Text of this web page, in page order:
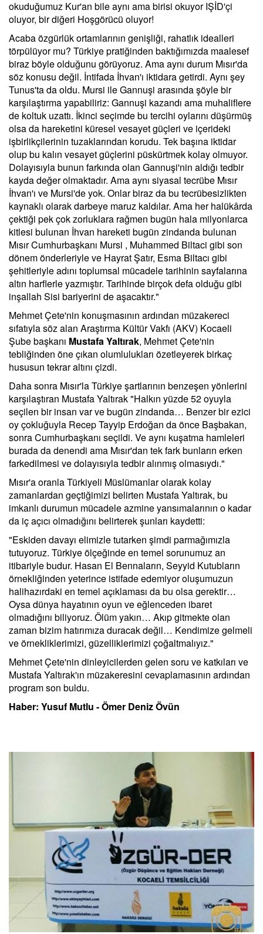
okuduğumuz Kur'an bile aynı ama birisi okuyor IŞİD'çi
oluyor, bir diğeri Hoşgörücü oluyor!
Acaba özgürlük ortamlarının genişliği, rahatlık idealleri
törpülüyor mu? Türkiye pratiğinden baktığımızda maalesef
biraz böyle olduğunu görüyoruz. Ama aynı durum Mısır'da
söz konusu değil. İntifada İhvan'ı iktidara getirdi. Aynı şey
Tunus'ta da oldu. Mursi ile Gannuşi arasında şöyle bir
karşılaştırma yapabiliriz: Gannuşi kazandı ama muhaliflere
de koltuk uzattı. İkinci seçimde bu tercihi oylarını düşürmüş
olsa da hareketini küresel vesayet güçleri ve içerideki
işbirlikçilerinin tuzaklarından korudu. Tek başına iktidar
olup bu kalın vesayet güçlerini püskürtmek kolay olmuyor.
Dolayısıyla bunun farkında olan Gannuşi'nin aldığı tedbir
kayda değer olmaktadır. Ama aynı siyasal tecrübe Mısır
İhvan'ı ve Mursi'de yok. Onlar biraz da bu tecrübesizlikten
kaynaklı olarak darbeye maruz kaldılar. Ama her halükârda
çektiği pek çok zorluklara rağmen bugün hala milyonlarca
kitlesi bulunan İhvan hareketi bugün zindanda bulunan
Mısır Cumhurbaşkanı Mursi , Muhammed Biltaci gibi son
dönem önderleriyle ve Hayrat Şatır, Esma Biltacı gibi
şehitleriyle adını toplumsal mücadele tarihinin sayfalarına
altın harflerle yazmıştır. Tarihinde birçok defa olduğu gibi
inşallah Sisi bariyerini de aşacaktır."
Mehmet Çete'nin konuşmasının ardından müzakereci
sıfatıyla söz alan Araştırma Kültür Vakfı (AKV) Kocaeli
Şube başkanı Mustafa Yaltırak, Mehmet Çete'nin
tebliğinden öne çıkan olumlulukları özetleyerek birkaç
hususun tekrar altını çizdi.
Daha sonra Mısır'la Türkiye şartlarının benzeşen yönlerini
karşılaştıran Mustafa Yaltırak "Halkın yüzde 52 oyuyla
seçilen bir insan var ve bugün zindanda… Benzer bir ezici
oy çokluğuyla Recep Tayyip Erdoğan da önce Başbakan,
sonra Cumhurbaşkanı seçildi. Ve aynı kuşatma hamleleri
burada da denendi ama Mısır'dan tek fark bunların erken
farkedilmesi ve dolayısıyla tedbir alınmış olmasıydı."
Mısır'a oranla Türkiyeli Müslümanlar olarak kolay
zamanlardan geçtiğimizi belirten Mustafa Yaltırak, bu
imkanlı durumun mücadele azmine yansımalarının o kadar
da iç açıcı olmadığını belirterek şunları kaydetti:
"Eskiden davayı elimizle tutarken şimdi parmağımızla
tutuyoruz. Türkiye ölçeğinde en temel sorunumuz an
itibariyle budur. Hasan El Bennaların, Seyyid Kutubların
örnekliğinden yeterince istifade edemiyor oluşumuzun
halihazırdaki en temel açıklaması da bu olsa gerektir…
Oysa dünya hayatının oyun ve eğlenceden ibaret
olmadığını biliyoruz. Ölüm yakın… Akıp gitmekte olan
zaman bizim hatırımıza duracak değil… Kendimize gelmeli
ve örnekliklerimizi, güzelliklerimizi çoğaltmalıyız."
Mehmet Çete'nin dinleyicilerden gelen soru ve katkıları ve
Mustafa Yaltırak'ın müzakeresini cevaplamasının ardından
program son buldu.
Haber: Yusuf Mutlu - Ömer Deniz Övün